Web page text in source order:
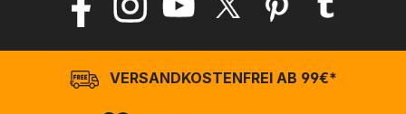
VERSANDKOSTENFREI AB 99€*